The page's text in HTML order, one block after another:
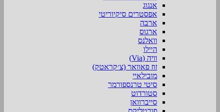
אנגוג
אפסטרים סיקיוריטי
ארבה
ארגוס
וואלנס
היילו
וויה (Via)
זוז פאוואר (צ׳קראטק)
מובילאיי
סיטי טרנספורמר
סטורדוט
סייברוואן